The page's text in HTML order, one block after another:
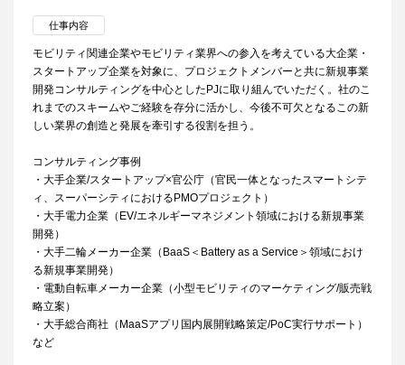
仕事内容
モビリティ関連企業やモビリティ業界への参入を考えている大企業・
スタートアップ企業を対象に、プロジェクトメンバーと共に新規事業
開発コンサルティングを中心としたPJに取り組んでいただく。社のこ
れまでのスキームやご経験を存分に活かし、今後不可欠となるこの新
しい業界の創造と発展を牽引する役割を担う。
コンサルティング事例
・大手企業/スタートアップ×官公庁（官民一体となったスマートシテ
ィ、スーパーシティにおけるPMOプロジェクト）
・大手電力企業（EV/エネルギーマネジメント領域における新規事業
開発）
・大手二輪メーカー企業（BaaS＜Battery as a Service＞領域におけ
る新規事業開発）
・電動自転車メーカー企業（小型モビリティのマーケティング/販売戦
略立案）
・大手総合商社（MaaSアプリ国内展開戦略策定/PoC実行サポート）
など